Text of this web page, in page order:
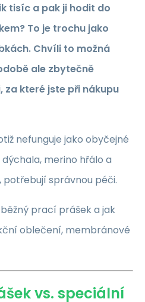
tisíc a pak ji hodit do
To je trochu jako
Chvíli to možná
ale zbytečně
které jste při nákupu
nefunguje jako obyčejné
merino hřálo a
potřebují správnou péči.
prací prášek a jak
oblečení, membránové
vs. speciální